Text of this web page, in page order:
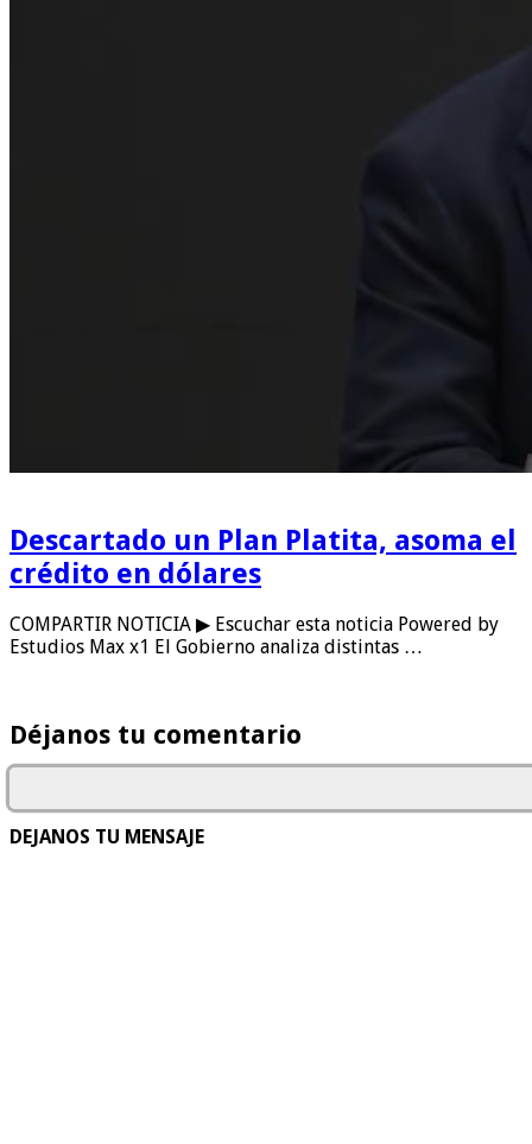
Descartado un Plan Platita, asoma el
crédito en dólares
COMPARTIR NOTICIA ▶ Escuchar esta noticia Powered by
Estudios Max x1 El Gobierno analiza distintas …
Déjanos tu comentario
DEJANOS TU MENSAJE